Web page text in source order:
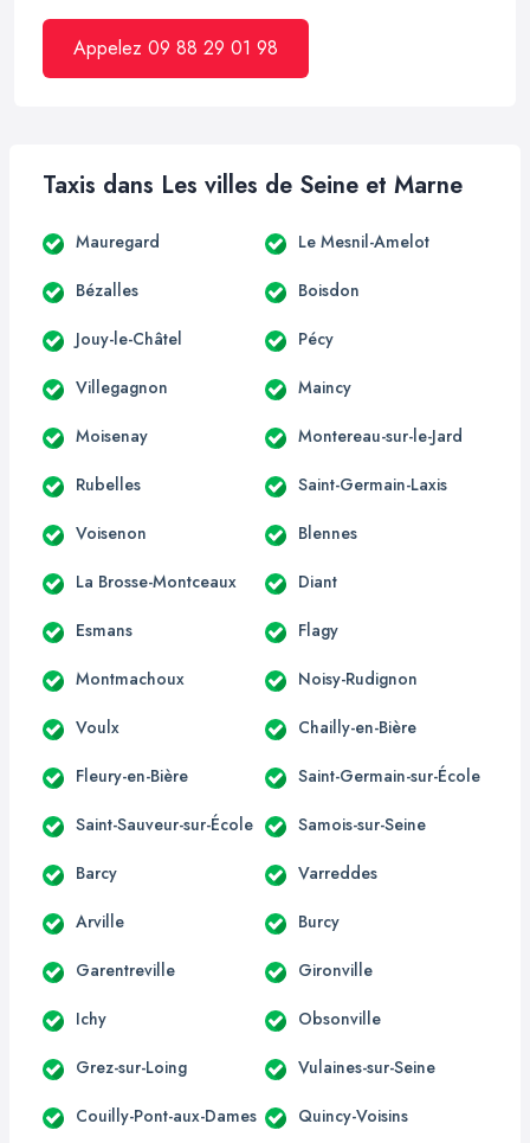
Appelez 09 88 29 01 98
Taxis dans Les villes de Seine et Marne
Mauregard Le Mesnil-Amelot
Bézalles Boisdon
Jouy-le-Châtel Pécy
Villegagnon Maincy
Moisenay Montereau-sur-le-Jard
Rubelles Saint-Germain-Laxis
Voisenon Blennes
La Brosse-Montceaux Diant
Esmans Flagy
Montmachoux Noisy-Rudignon
Voulx Chailly-en-Bière
Fleury-en-Bière Saint-Germain-sur-École
Saint-Sauveur-sur-École Samois-sur-Seine
Barcy Varreddes
Arville Burcy
Garentreville Gironville
Ichy Obsonville
Grez-sur-Loing Vulaines-sur-Seine
Couilly-Pont-aux-Dames Quincy-Voisins